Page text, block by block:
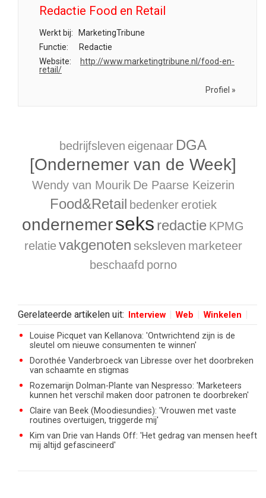
Redactie Food en Retail
Werkt bij:
MarketingTribune
Functie:
Redactie
Website:
http://www.marketingtribune.nl/food-en-
retail/
Profiel »
bedrijfsleven eigenaar DGA
[Ondernemer van de Week]
Wendy van Mourik De Paarse Keizerin
Food&Retail bedenker erotiek
ondernemerseks redactie KPMG
relatie vakgenoten seksleven marketeer
beschaafd porno
Gerelateerde artikelen uit: Interview Web Winkelen
Louise Picquet van Kellanova: 'Ontwrichtend zijn is de
sleutel om nieuwe consumenten te winnen'
Dorothée Vanderbroeck van Libresse over het doorbreken
van schaamte en stigmas
Rozemarijn Dolman-Plante van Nespresso: 'Marketeers
kunnen het verschil maken door patronen te doorbreken'
Claire van Beek (Moodiesundies): 'Vrouwen met vaste
routines overtuigen, triggerde mij'
Kim van Drie van Hands Off: 'Het gedrag van mensen heeft
mij altijd gefascineerd'